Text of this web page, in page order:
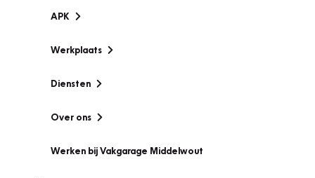
APK
Werkplaats
Diensten
Over ons
Werken bij Vakgarage Middelwout